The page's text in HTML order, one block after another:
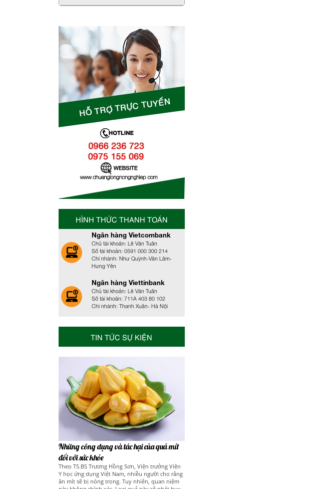
HÌNH THỨC THANH TOÁN
Ngân hàng Vietcombank
Chủ tài khoản: Lê Văn Tuân
Số tài khoản: 0591 000 300 214
Chi nhánh: Như Quỳnh-Văn Lâm-
Hưng Yên
Ngân hàng Viettinbank
Chủ tài khoản: Lê Văn Tuân
Số tài khoản: 711A 403 80 102
Chi nhánh: Thanh Xuân- Hà Nội
TIN TỨC SỰ KIỆN
Những công dụng và tác hại của quả mít
đối với sức khỏe
Theo TS.BS Trương Hồng Sơn, Viện trưởng Viện
Y học ứng dụng Việt Nam, nhiều người cho rằng
ăn mít sẽ bị nóng trong. Tuy nhiên, quan niệm